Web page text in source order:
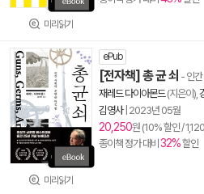
미리읽기
미리읽기
ePub
[전자책] 총 균 쇠 - 인
재레드 다이아몬드(지은이),
김영사| 2023년 05월
20,250원 (10% 할인 /
종이책 정가 대비 32%할인